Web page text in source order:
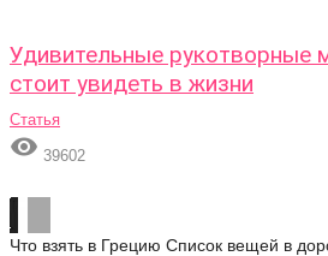
Удивительные рукотворные
стоит увидеть в жизни
Статья
 39602
Что взять в Грецию Список вещей в